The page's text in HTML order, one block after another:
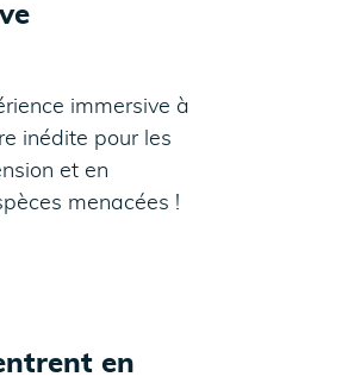
immersive à
inédite pour les
et en
menacées !
en